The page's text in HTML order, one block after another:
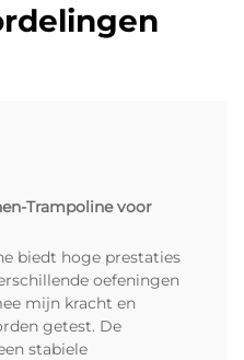
Trampoline voor
biedt hoge prestaties
oefeningen
mijn kracht en
getest. De
stabiele